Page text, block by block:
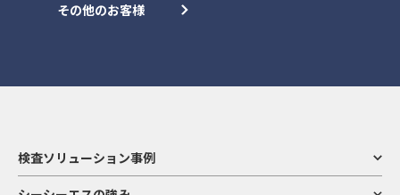
その他のお客様
検査ソリューション事例